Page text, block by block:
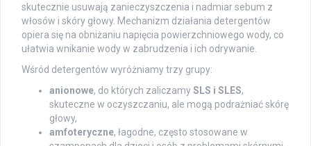
skutecznie usuwają zanieczyszczenia i nadmiar sebum z
włosów i skóry głowy. Mechanizm działania detergentów
opiera się na obniżaniu napięcia powierzchniowego wody, co
ułatwia wnikanie wody w zabrudzenia i ich odrywanie.
Wśród detergentów wyróżniamy trzy grupy:
anionowe, do których zaliczamySLS i SLES,
skuteczne w oczyszczaniu, ale mogą podrażniać skórę
głowy,
amfoteryczne, łagodne, często stosowane w